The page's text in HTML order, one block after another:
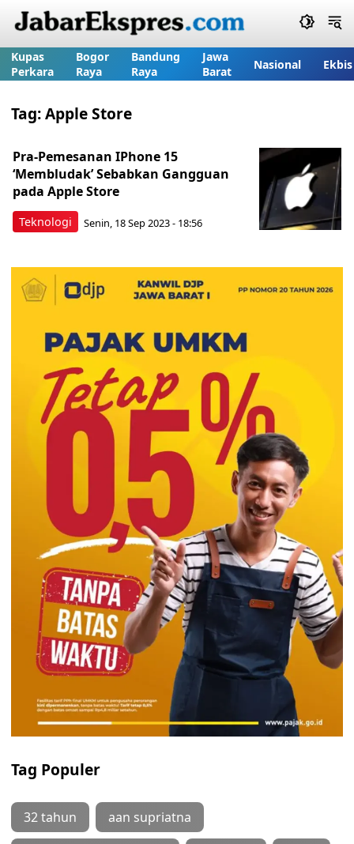
Kupas
Perkara
Bogor
Raya
Bandung
Raya
Jawa
Barat
Nasional Ekbis
Tag:Apple Store
Teknologi
Pra-Pemesanan IPhone 15
‘Membludak’ Sebabkan Gangguan
pada Apple Store
Senin, 18 Sep 2023 - 18:56
Tag Populer
32 tahun aan supriatna